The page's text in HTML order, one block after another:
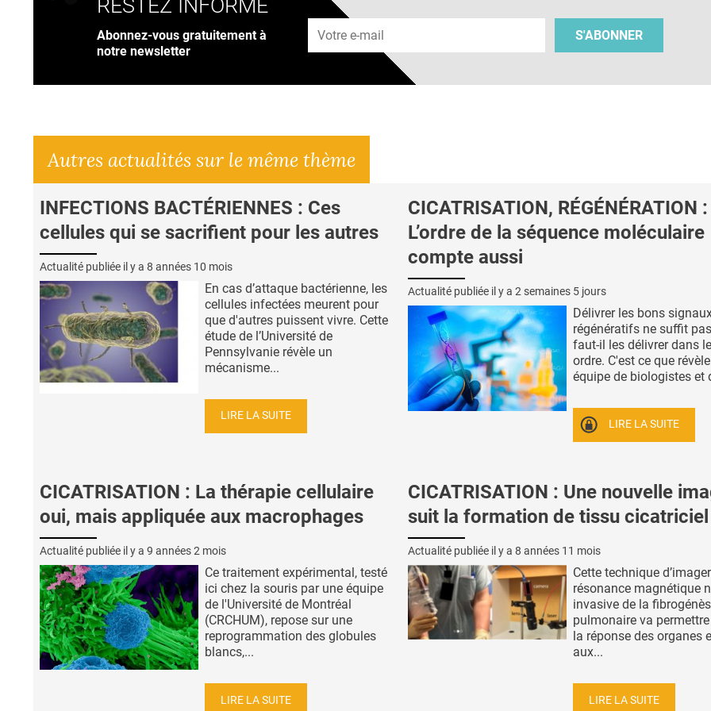
RESTEZ INFORMÉ
Abonnez-vous gratuitement à
notre newsletter
Adresse e-mail
S'ABONNER
Autres actualités sur le même thème
INFECTIONS BACTÉRIENNES : Ces
cellules qui se sacrifient pour les autres
Actualité publiée il y a 8 années 10 mois
En cas d’attaque bactérienne, les
cellules infectées meurent pour
que d'autres puissent vivre. Cette
étude de l’Université de
Pennsylvanie révèle un
mécanisme...
LIRE LA SUITE
CICATRISATION, RÉGÉNÉRATION :
L’ordre de la séquence moléculaire
compte aussi
Actualité publiée il y a 2 semaines 5 jours
Délivrer les bons
régénératifs ne suffit
faut-il les délivrer dans
ordre. C'est ce que
équipe de biologistes et
LIRE LA SUITE
CICATRISATION : La thérapie cellulaire
oui, mais appliquée aux macrophages
Actualité publiée il y a 9 années 2 mois
Ce traitement expérimental, testé
ici chez la souris par une équipe
de l'Université de Montréal
(CRCHUM), repose sur une
reprogrammation des globules
blancs,...
LIRE LA SUITE
CICATRISATION : Une nouvelle
suit la formation de tissu cicatriciel
Actualité publiée il y a 8 années 11 mois
Cette technique
résonance magnétique
invasive de la
pulmonaire va
la réponse des organes
aux...
LIRE LA SUITE